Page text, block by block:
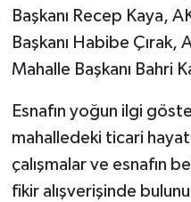
Başkanı Recep Kaya,
Başkanı Habibe
Mahalle Başkanı Bahri
Esnafın yoğun ilgi
mahalledeki ticari
çalışmalar ve esnafın
fikir alışverişinde